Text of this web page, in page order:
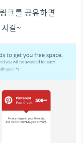
크를 공유하면
길~